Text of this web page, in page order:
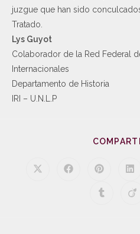
juzgue que han sido
Tratado.
Lys Guyot
Colaborador de la Red Federal
Internacionales
Departamento de Historia
IRI – U.N.L.P